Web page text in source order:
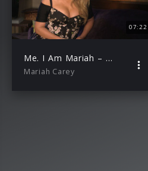
07:22
Me. I Am Mariah – The Elusive Chanteuse (Interview)
Mariah Carey